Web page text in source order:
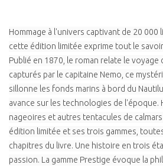
Hommage à l'univers captivant de 20 000
cette édition limitée exprime tout le
Publié en 1870, le roman relate le voyage
capturés par le capitaine Nemo, ce
sillonne les fonds marins à bord du
avance sur les technologies de l'époque.
nageoires et autres tentacules de
édition limitée et ses trois gammes,
chapitres du livre. Une histoire en trois
passion. La gamme Prestige évoque la